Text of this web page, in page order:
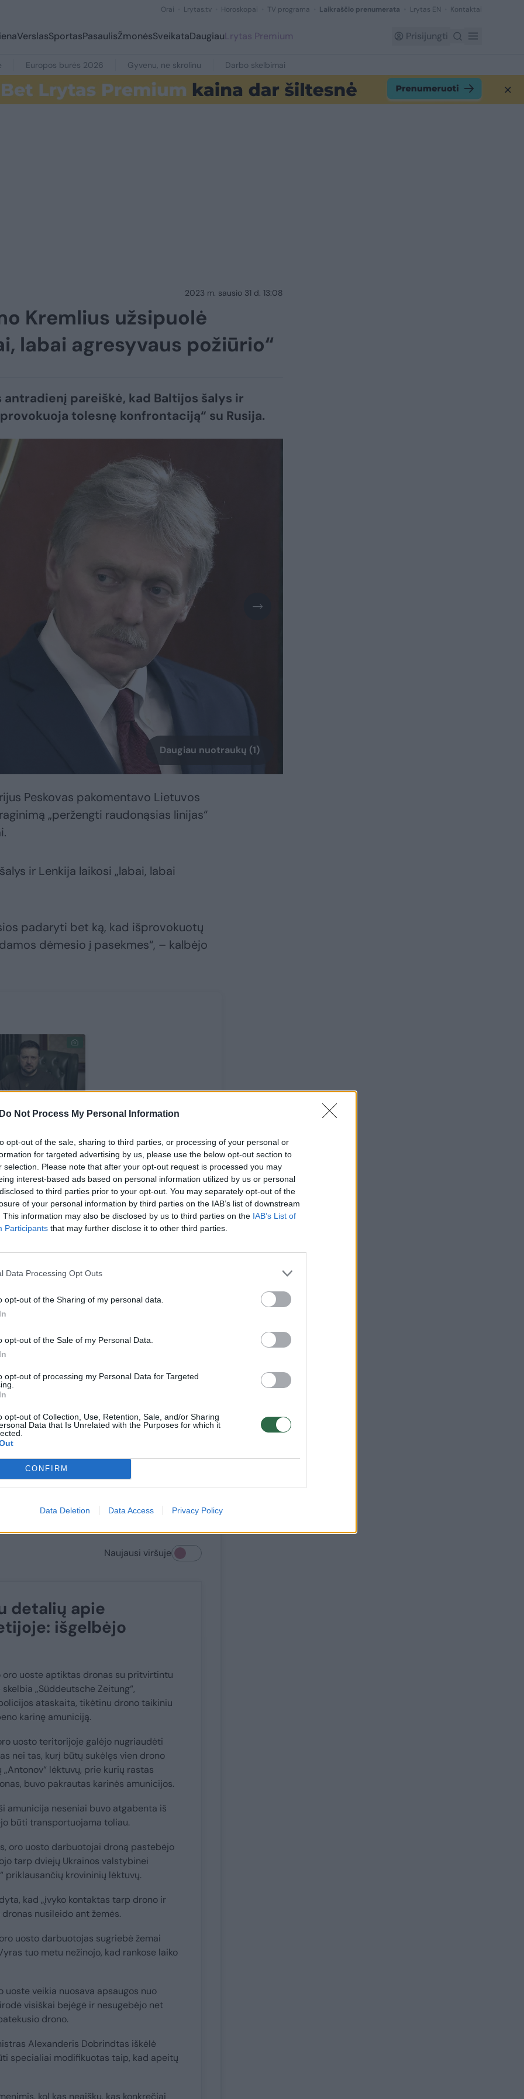
Do Not Process My Personal Information
opt-out of the sale, sharing to third parties, or processing of your personal or
for targeted advertising by us, please use the below opt-out section to
selection. Please note that after your opt-out request is processed you may
interest-based ads based on personal information utilized by us or personal
to third parties prior to your opt-out. You may separately opt-out of the
of your personal information by third parties on the IAB’s list of downstream
This information may also be disclosed by us to third parties on the IAB’s List of
Participants that may further disclose it to other third parties.
Data Processing Opt Outs
opt-out of the Sharing of my personal data.
opt-out of the Sale of my Personal Data.
opt-out of processing my Personal Data for Targeted
opt-out of Collection, Use, Retention, Sale, and/or Sharing
Data that Is Unrelated with the Purposes for which it
CONFIRM
Data Deletion Data Access Privacy Policy
Orai Lrytas.tv Horoskopai TV programa Laikraščio prenumerata Lrytas EN Kontaktai
VerslasSportasPasaulisŽmonėsSveikataDaugiauLrytas Premium Prisijungti
Europos burės 2026 Gyvenu, ne skrolinu Darbo skelbimai
2023 m. sausio 31 d. 13:08
Kremlius užsipuolė
labai agresyvaus požiūrio“
antradienį pareiškė, kad Baltijos šalys ir
tolesnę konfrontaciją“ su Rusija.
Daugiau nuotraukų (1)
Peskovas pakomentavo Lietuvos
„peržengti raudonąsias linijas“
ir Lenkija laikosi „labai, labai
padaryti bet ką, kad išprovokuotų
dėmesio į pasekmes“, – kalbėjo
aš
labai
ačiū
sakykime, didžiųjų Europos šalių
procesų variklis, deja, neatlieka
jis spaudos konferencijoje.
kad NATO turėtų tiekti su Rusijos
kokią jai reikalingą ginkluotę, įskaitant
Zelenskis teigia, kad Ukrainai reikia
ginkluotės.
6-osios naujienos
Naujausi viršuje
detalių apie
išgelbėjo
uoste aptiktas dronas su pritvirtintu
„Süddeutsche Zeitung“,
ataskaita, tikėtinu drono taikiniu
karinę amuniciją.
uosto teritorijoje galėjo nugriaudėti
nei tas, kurį būtų sukėlęs vien drono
lėktuvų, prie kurių rastas
buvo pakrautas karinės amunicijos.
amunicija neseniai buvo atgabenta iš
būti transportuojama toliau.
oro uosto darbuotojai droną pastebėjo
tarp dviejų Ukrainos valstybinei
priklausančių krovininių lėktuvų.
kad „įvyko kontaktas tarp drono ir
nusileido ant žemės.
uosto darbuotojas sugriebė žemai
tuo metu nežinojo, kad rankose laiko
uoste veikia nuosava apsaugos nuo
visiškai bejėgė ir nesugebėjo net
drono.
Alexanderis Dobrindtas iškėlė
specialiai modifikuotas taip, kad apeitų